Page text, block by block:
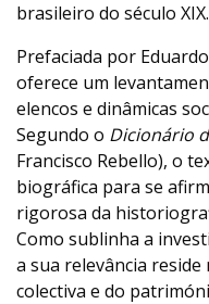
brasileiro do século XIX.
Prefaciada por
oferece um
elencos e dinâmicas
Segundo o Dicionário
Francisco Rebello), o
biográfica para se
rigorosa da
Como sublinha a
a sua relevância
colectiva e do